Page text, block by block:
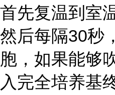
首先复温到室
然后每隔30秒
胞，如果能够
入完全培养基